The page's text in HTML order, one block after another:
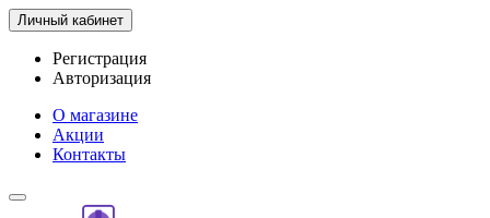
Личный кабинет
Регистрация
Авторизация
О магазине
Акции
Контакты